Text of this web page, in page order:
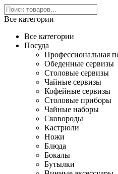
Все категории
Все категории
Посуда
Профессиональная
Обеденные сервизы
Столовые сервизы
Чайные сервизы
Кофейные сервизы
Столовые приборы
Чайные наборы
Сковороды
Кастрюли
Ножи
Блюда
Бокалы
Бутылки